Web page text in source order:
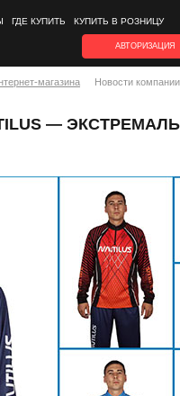
ГДЕ КУПИТЬ КУПИТЬ В РОЗНИЦУ
АВТОРИЗАЦИЯ
магазина Новости компании
—